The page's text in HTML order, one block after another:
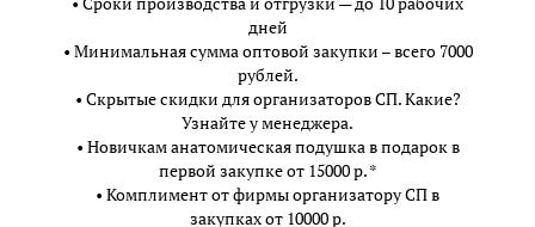
дней
• Минимальная сумма оптовой закупки – всего 7000
рублей.
• Скрытые скидки для организаторов СП. Какие?
Узнайте у менеджера.
• Новичкам анатомическая подушка в подарок в
первой закупке от 15000 р. *
• Комплимент от фирмы организатору СП в
закупках от 10000 р.